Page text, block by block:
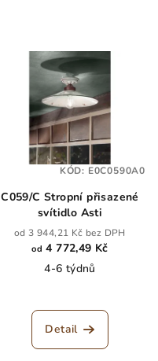
C059/C Stropní přisazené
svítidlo Asti
od 3 944,21 Kč bez DPH
od 4 772,49 Kč
4-6 týdnů
Detail
KÓD: E0C0590A0